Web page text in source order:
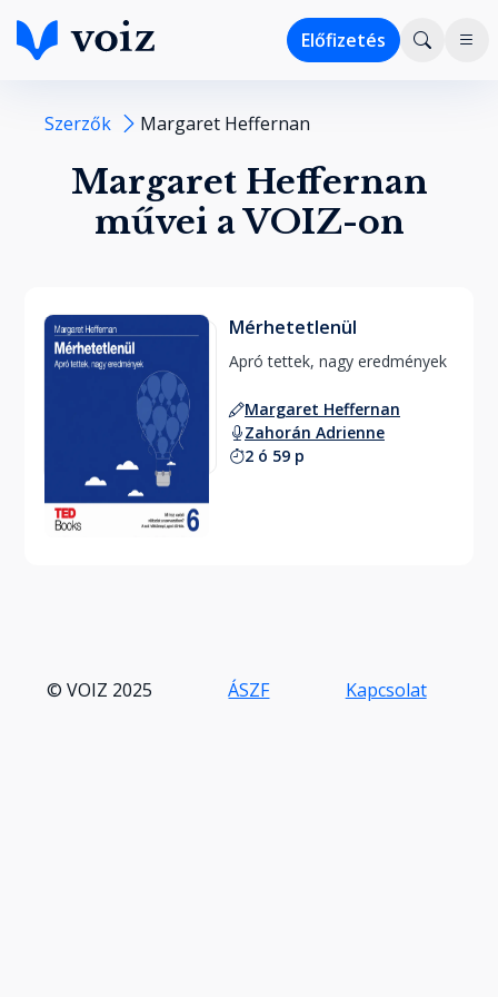
Előfizetés
Szerzők Margaret Heffernan
Margaret Heffernan
művei a VOIZ-on
Mérhetetlenül
Margaret Heffernan
Zahorán Adrienne
2 ó 59 p
© VOIZ 2025 ÁSZF Kapcsolat